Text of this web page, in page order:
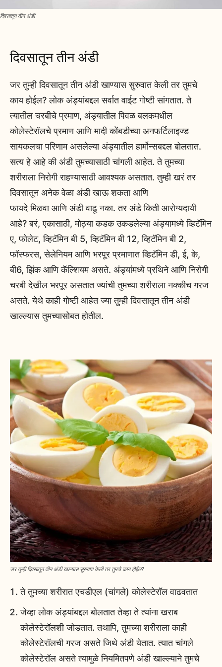
दिवसातून तीन अंडी
दिवसातून तीन अंडी
जर तुम्ही दिवसातून तीन अंडी खाण्यास सुरुवात केली तर तुमचे
काय होईल? लोक अंड्यांबद्दल सर्वात वाईट गोष्टी सांगतात. ते
त्यातील चरबीचे प्रमाण, अंड्यातील पिवळ बलकमधील
कोलेस्टेरॉलचे प्रमाण आणि मादी कोंबडीच्या अनफर्टिलाइज्ड
सायकलचा परिणाम असलेल्या अंड्यातील हार्मोन्सबद्दल बोलतात.
सत्य हे आहे की अंडी तुमच्यासाठी चांगली आहेत. ते तुमच्या
शरीराला निरोगी राहण्यासाठी आवश्यक असतात. तुम्ही खरं तर
दिवसातून अनेक वेळा अंडी खाऊ शकता आणि
फायदे मिळवा आणि अंडी वाढू नका. तर अंडे किती आरोग्यदायी
आहे? बरं, एकासाठी, मोठ्या कडक उकडलेल्या अंड्यामध्ये व्हिटॅमिन
ए, फोलेट, व्हिटॅमिन बी 5, व्हिटॅमिन बी 12, व्हिटॅमिन बी 2,
फॉस्फरस, सेलेनियम आणि भरपूर प्रमाणात व्हिटॅमिन डी, ई, के,
बी6, झिंक आणि कॅल्शियम असते. अंड्यांमध्ये प्रथिने आणि निरोगी
चरबी देखील भरपूर असतात ज्यांची तुमच्या शरीराला नक्कीच गरज
असते. येथे काही गोष्टी आहेत ज्या तुम्ही दिवसातून तीन अंडी
खाल्ल्यास तुमच्यासोबत होतील.
जर तुम्ही दिवसातून तीन अंडी खाण्यास सुरुवात केली तर तुमचे काय होईल?
ते तुमच्या शरीरात एचडीएल (चांगले) कोलेस्टेरॉल वाढवतात
जेव्हा लोक अंड्यांबद्दल बोलतात तेव्हा ते त्यांना खराब
कोलेस्टेरॉलशी जोडतात. तथापि, तुमच्या शरीराला काही
कोलेस्टेरॉलची गरज असते जिथे अंडी येतात. त्यात चांगले
कोलेस्टेरॉल असते त्यामुळे नियमितपणे अंडी खाल्ल्याने तुमचे